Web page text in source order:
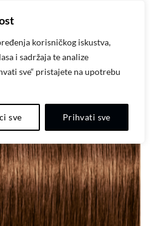
korisničkog iskustva,
i sadržaja te analize
sve“ pristajete na upotrebu
sve Prihvati sve
Dodaj
listu